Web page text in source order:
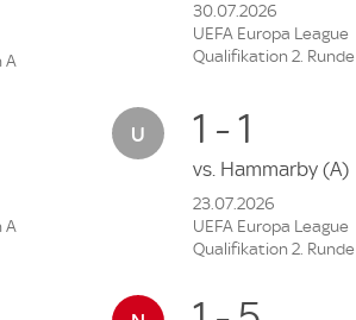
A
A
30.07.2026
UEFA Europa League
Qualifikation 2. Runde
1 - 1
vs. Hammarby (A)
23.07.2026
UEFA Europa League
Qualifikation 2. Runde